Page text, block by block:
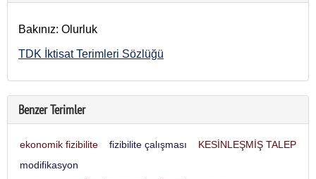
Bakınız: Olurluk
TDK İktisat Terimleri Sözlüğü
Benzer Terimler
ekonomik fizibilite fizibilite çalışması
KESİNLEŞMİŞ TALEP
modifikasyon